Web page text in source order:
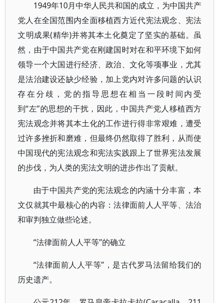
1949年10月中华人民共和国的成立，为中国共产
党人在全国范围内全面移植西方近代宪法观念、宪法
文明成果(精华)并将其本土化奠定了坚实的基础。虽
然，由于中国共产党在刚建国时对在和平环境下如何
领导一个大国进行经济、政治、文化等项事业，尤其
是法治建设还缺少经验，加上党内对许多问题的认识
存在分歧，党的指导思想在相当一段时间内受
到“左”的思想的干扰，因此，中国共产党人移植西方
宪法观念并将其本土化的工作进行得非常艰难，遭受
过许多挫折和磨难，但最终仍然取得了胜利，从而使
中国现代的宪法观念和宪法实践跟上了世界宪法发展
的步伐，为人类的宪法文明的进步作出了贡献。
由于中国共产党的宪法观念的内涵十分丰富，本
文仅就其中最核心的内容：法律面前人人平等、法治
和审判独立做些论述。
“法律面前人人平等”的确立
“法律面前人人平等”，是古代罗马法留给我们的
历史遗产。